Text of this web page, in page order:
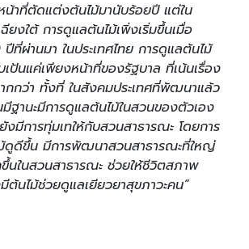
น้าที่ตัดแต่งต้นไม้มานับร้อยปี แต่ใน
ยงใต้ การดูแลต้นไม้เพิ่งเริ่มขึ้นเมื่อ
ที่ผ่านมา ในประเทศไทย การดูแลต้นไม้
ป้นแค่เพียงหน้าที่ของรัฐบาล ที่เน้นเรื่อง
กว่า ทั้งที่ ในสังคมประเทศที่พัฒนาแล้ว
มีฐานะมีการดูแลต้นไม้ในสวนของตัวเอง
งมีการทุ่มเทให้กับสวนสาธารณะ โดยการ
ดูดีขึ้น มีการพัฒนาสวนสาธารณะที่ใหญ่
นในสวนสาธารณะ ช่วยให้ชีวิตสภาพ
ต้นไม้ช่วยดูแลเยียวยาสุขภาวะคน”